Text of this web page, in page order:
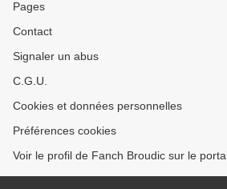
Pages
Contact
Signaler un abus
C.G.U.
Cookies et données personnelles
Préférences cookies
Voir le profil de Fanch Broudic sur le